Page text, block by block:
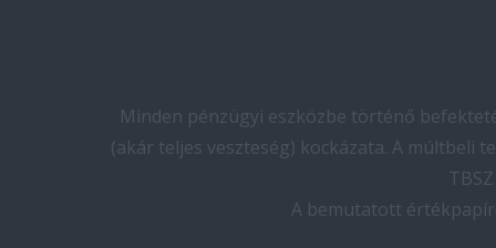
Minden pénzügyi eszközbe történő
(akár teljes veszteség) kockázata. A múltbeli
A bemutatott